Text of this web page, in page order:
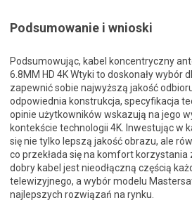
Podsumowanie i wnioski
Podsumowując, kabel koncentryczny
6.8MM HD 4K Wtyki to doskonały wybór
zapewnić sobie najwyższą jakość
odpowiednia konstrukcja, specyfikacja
opinie użytkowników wskazują na jego
kontekście technologii 4K. Inwestując w
się nie tylko lepszą jakość obrazu, ale
co przekłada się na komfort
dobry kabel jest nieodłączną częścią
telewizyjnego, a wybór modelu
najlepszych rozwiązań na rynku.